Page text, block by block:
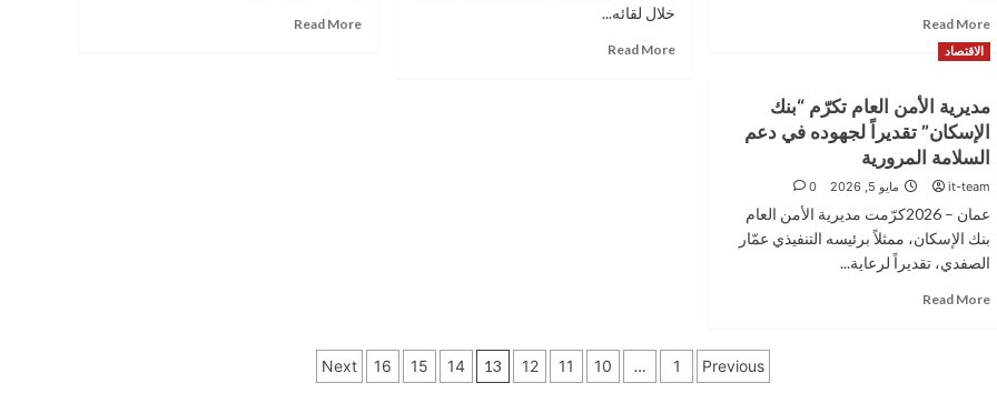
أسماء
الرياديات
الفائزات
في
جائزة
“ملهمة
التغيير”
الأيتام
Read More
عن
الملك
وولي
العهد..
العيسوي
يعزي
الطراونة
والصعوب
خلال لقائه...
Read More
Read
Read More
الاقتصاد
مديرية الأمن العام تكرّم “بنك
الإسكان” تقديراً لجهوده في دعم
السلامة المرورية
it-team مايو 5, 2026 0
عمان – 2026كرّمت مديرية الأمن العام
بنك الإسكان، ممثلاً برئيسه التنفيذي عمّار
الصفدي، تقديراً لرعاية...
Read More
تعدد
Previous
1
…
10
11
12
13
14
15
16
Next